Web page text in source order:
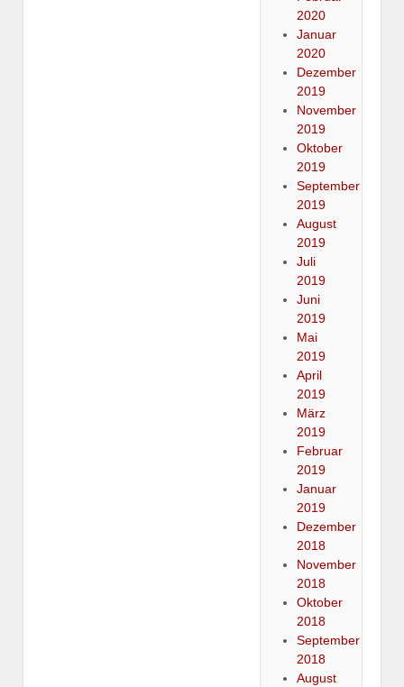
2020
Januar
2020
Dezember
2019
November
2019
Oktober
2019
September
2019
August
2019
Juli
2019
Juni
2019
Mai
2019
April
2019
März
2019
Februar
2019
Januar
2019
Dezember
2018
November
2018
Oktober
2018
September
2018
August